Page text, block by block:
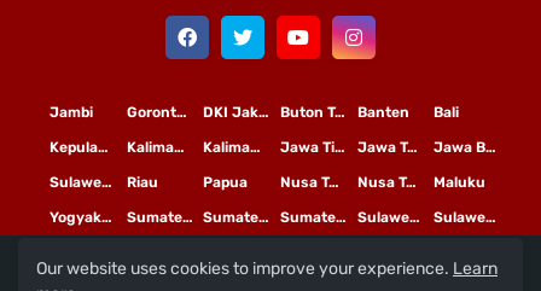
Bali
Banten
Buton Tengah
DKI Jakarta
Gorontalo
Jambi
Jawa Barat
Jawa Tengah
Jawa Timur
Kalimantan Tengah
Kalimantan Timur
Kepulauan Riau
Maluku
Nusa Tenggara Barat
Nusa Tenggara Timur
Papua
Riau
Sulawesi Selatan
Sulawesi Tengah
Sulawesi Utara
Sumatera Barat
Sumatera Selatan
Sumatera Utara
Yogyakarta
Copyright© 2020 PTLiputan Kini Mediatama
Our website uses cookies to improve your experience. Learn